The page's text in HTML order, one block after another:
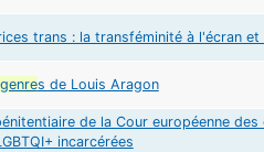
trans : la transféminité à l'écran
s de Louis Aragon
de la Cour européenne
incarcérées